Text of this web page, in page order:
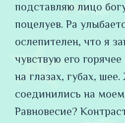
подставляю лицо
поцелуев. Ра
ослепителен, что я
чувствую его
на глазах, губах,
соединились на моем
Равновесие?